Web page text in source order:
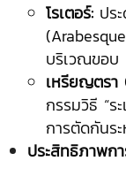
โรเตอร์: ปร
บริเวณขอบ
เหรียญตรา
กรรมวิธี “ร
การตัดกันร
ประสิทธิภาพก